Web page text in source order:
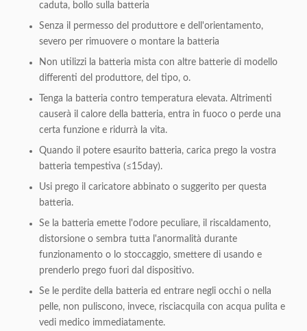
caduta, bollo sulla batteria
Senza il permesso del produttore e dell'orientamento,
severo per rimuovere o montare la batteria
Non utilizzi la batteria mista con altre batterie di modello
differenti del produttore, del tipo, o.
Tenga la batteria contro temperatura elevata. Altrimenti
causerà il calore della batteria, entra in fuoco o perde una
certa funzione e ridurrà la vita.
Quando il potere esaurito batteria, carica prego la vostra
batteria tempestiva (≤15day).
Usi prego il caricatore abbinato o suggerito per questa
batteria.
Se la batteria emette l'odore peculiare, il riscaldamento,
distorsione o sembra tutta l'anormalità durante
funzionamento o lo stoccaggio, smettere di usando e
prenderlo prego fuori dal dispositivo.
Se le perdite della batteria ed entrare negli occhi o nella
pelle, non puliscono, invece, risciacquila con acqua pulita e
vedi medico immediatamente.